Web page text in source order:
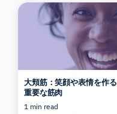
大頬筋：笑顔や表情を作る
重要な筋肉
1 min read